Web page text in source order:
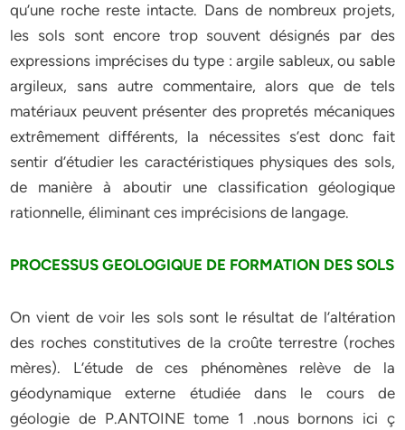
qu’une roche reste intacte. Dans de nombreux projets,
les sols sont encore trop souvent désignés par des
expressions imprécises du type : argile sableux, ou sable
argileux, sans autre commentaire, alors que de tels
matériaux peuvent présenter des propretés mécaniques
extrêmement différents, la nécessites s’est donc fait
sentir d’étudier les caractéristiques physiques des sols,
de manière à aboutir une classification géologique
rationnelle, éliminant ces imprécisions de langage.
PROCESSUS GEOLOGIQUE DE FORMATION DES SOLS
On vient de voir les sols sont le résultat de l’altération
des roches constitutives de la croûte terrestre (roches
mères). L’étude de ces phénomènes relève de la
géodynamique externe étudiée dans le cours de
géologie de P.ANTOINE tome 1 .nous bornons ici ç